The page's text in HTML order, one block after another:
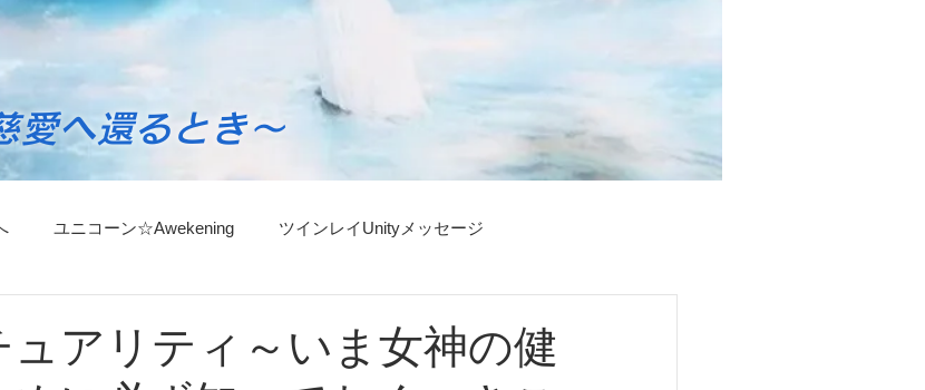
愛へ還るとき～
ユニコーン☆Awekening ツインレイUnityメッセージ
アリティ～いま女神の健